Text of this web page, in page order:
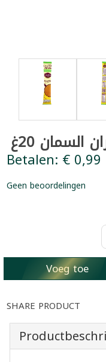
20غ
Betalen: € 0,99
Geen beoordelingen
Voeg toe
SHARE PRODUCT